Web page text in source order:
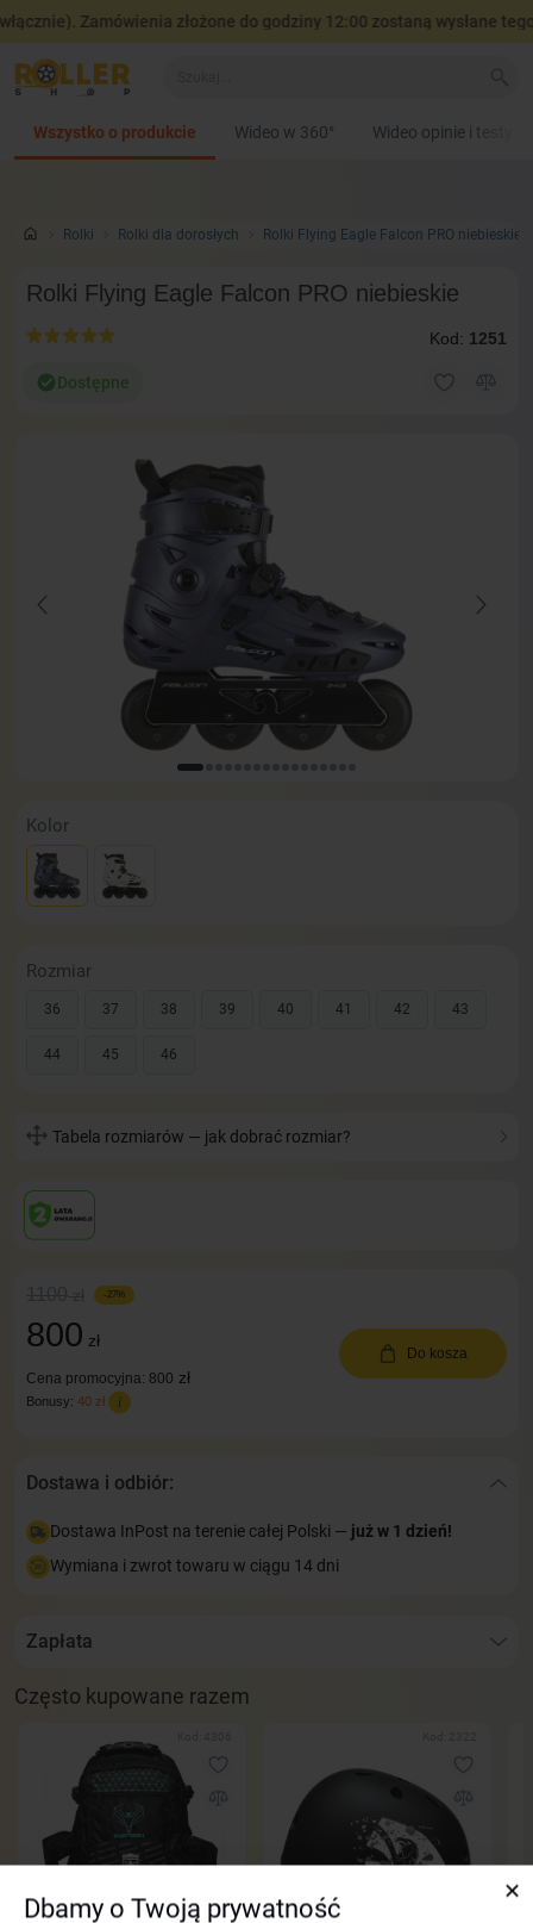
Zamówienia złożone do godziny 12:00 zostaną wysłane tego
Rolki Rolki dla dorosłych Rolki Flying Eagle Falcon PRO niebieskie
Wszystko o produkcie Wideo w 360° Wideo opinie i testy
Rolki Flying Eagle Falcon PRO niebieskie
Dostępne
Kod: 1251
Kolor
Rozmiar
36 37 38 39 40 41 42 43
44 45 46
Tabela rozmiarów — jak dobrać rozmiar?
-27%
800 zł
Cena promocyjna: 800 zł
Bonusy: 40 zł
Do kosza
Dostawa i odbiór:
Dostawa InPost na terenie całej Polski — już w 1 dzień!
Wymiana i zwrot towaru w ciągu 14 dni
Zapłata
Często kupowane razem
✕
Dbamy o Twoją prywatność